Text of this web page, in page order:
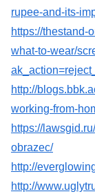
rupee-and-its-
https://thestand-
what-to-wear/
http://
working-from-
https://
obrazec/
http://
http://